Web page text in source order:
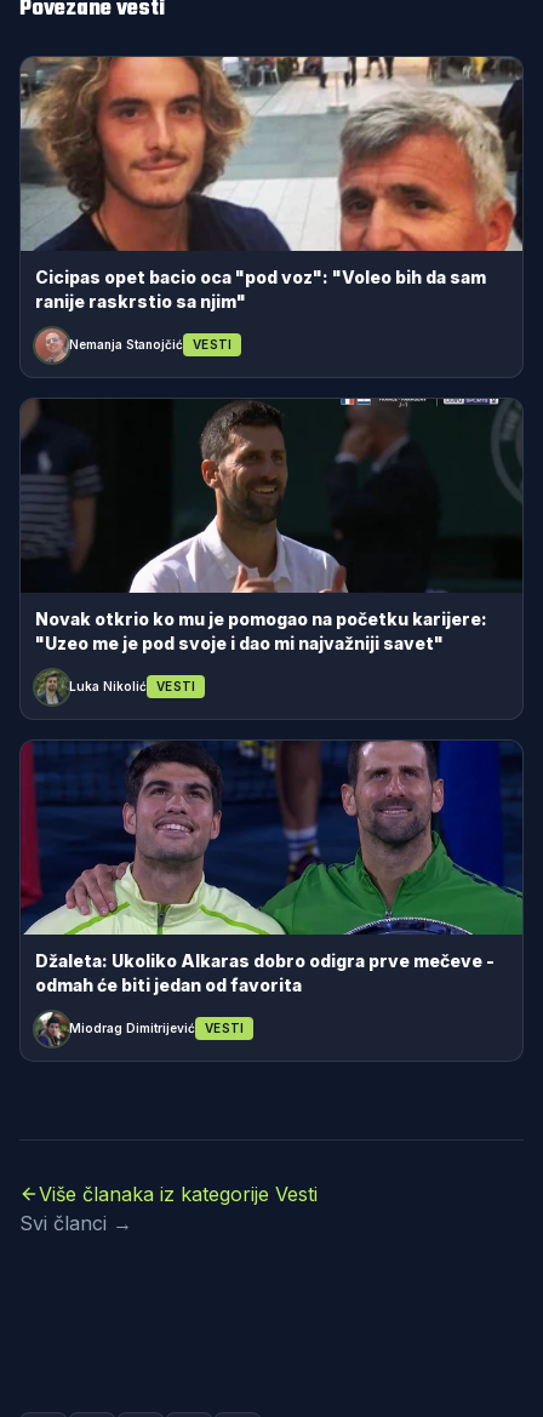
Povezane vesti
Cicipas opet bacio oca "pod voz": "Voleo bih da sam
ranije raskrstio sa njim"
Nemanja Stanojčić VESTI
Novak otkrio ko mu je pomogao na početku karijere:
"Uzeo me je pod svoje i dao mi najvažniji savet"
Luka Nikolić VESTI
Džaleta: Ukoliko Alkaras dobro odigra prve mečeve -
odmah će biti jedan od favorita
Miodrag Dimitrijević VESTI
Više članaka iz kategorije Vesti
Svi članci →